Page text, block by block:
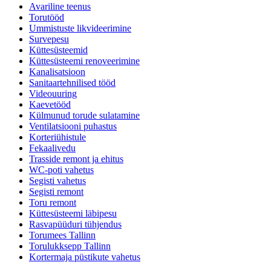
Avariline teenus
Torutööd
Ummistuste likvideerimine
Survepesu
Küttesüsteemid
Küttesüsteemi renoveerimine
Kanalisatsioon
Sanitaartehnilised tööd
Videouuring
Kaevetööd
Külmunud torude sulatamine
Ventilatsiooni puhastus
Korteriühistule
Fekaalivedu
Trasside remont ja ehitus
WC-poti vahetus
Segisti vahetus
Segisti remont
Toru remont
Küttesüsteemi läbipesu
Rasvapüüduri tühjendus
Torumees Tallinn
Torulukksepp Tallinn
Kortermaja püstikute vahetus